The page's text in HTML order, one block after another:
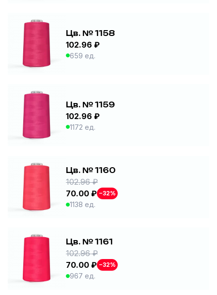
Цв. № 1158
102.96 ₽
659 ед.
Цв. № 1159
102.96 ₽
1172 ед.
Цв. № 1160
102.96 ₽
70.00 ₽ −32%
1138 ед.
Цв. № 1161
102.96 ₽
70.00 ₽ −32%
967 ед.